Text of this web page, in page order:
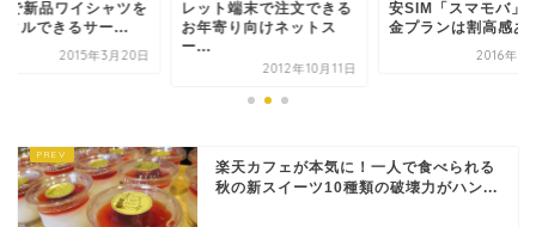
で新品ワイシャツを
タルできるサー...
2015年3月20日
レット端末で注文できる
お年寄り向けネットス
ー...
2012年10月11日
安SIM「スマモバ」
金プランは割高感あ
2016年7
楽天カフェが本気に！一人で食べられる
秋の新スイーツ10種類の破壊力がハン...